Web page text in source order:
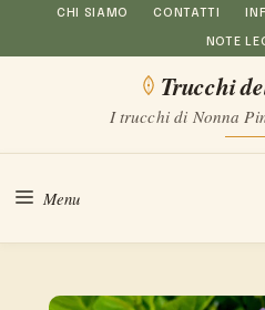
al
CHI SIAMO CONTATTI
NOTE
Trucchi
I trucchi di Nonna
Menu